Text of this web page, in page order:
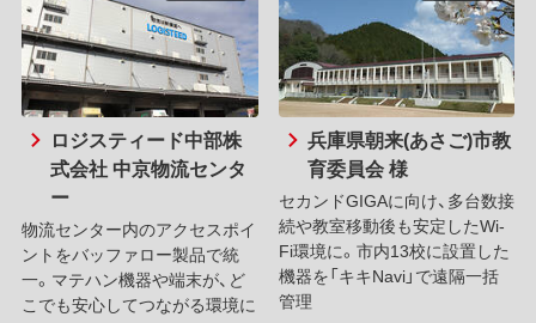
ロジスティード中部株
式会社 中京物流センタ
ー
物流センター内のアクセスポイ
ントをバッファロー製品で統
一。マテハン機器や端末が、ど
こでも安心してつながる環境に
兵庫県朝来(あさご)市教
育委員会 様
セカンドGIGAに向け、多台数接
続や教室移動後も安定したWi-
Fi環境に。市内13校に設置した
機器を「キキNavi」で遠隔一括
管理